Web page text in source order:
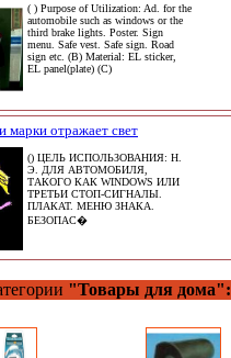
( ) Purpose of Utilization: Ad. for the
automobile such as windows or the
third brake lights. Poster. Sign
menu. Safe vest. Safe sign. Road
sign etc. (B) Material: EL sticker,
EL panel(plate) (C)
марки отражает свет
() ЦЕЛЬ ИСПОЛЬЗОВАНИЯ: Н.
Э. ДЛЯ АВТОМОБИЛЯ,
ТАКОГО КАК WINDOWS ИЛИ
ТРЕТЬИ СТОП-СИГНАЛЫ.
ПЛАКАТ. МЕНЮ ЗНАКА.
БЕЗОПАС�
"Товары для дома":